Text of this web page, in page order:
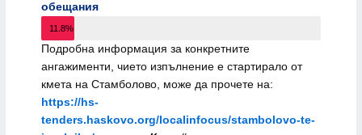
обещания
11.8%
Подробна информация за конкретните
ангажименти, чието изпълнение е стартирало от
кмета на Стамболово, може да прочете на:
https://hs-
tenders.haskovo.org/localinfocus/stambolovo-te-